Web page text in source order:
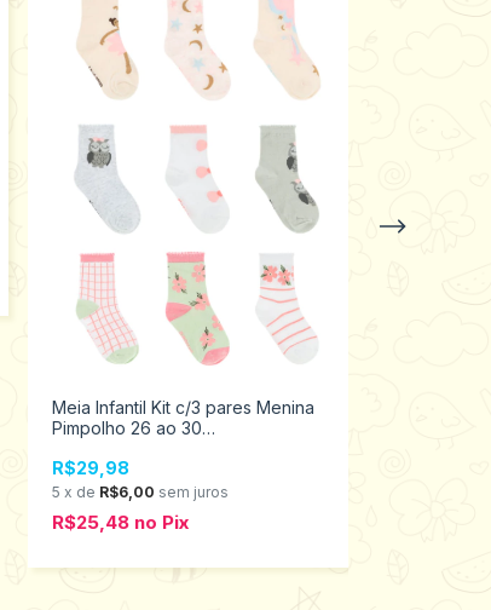
Meia Infantil Kit c/3 pares Menina
Pimpolho 26 ao 30
R$29,98
5 x de R$6,00 sem juros
R$25,48 no Pix